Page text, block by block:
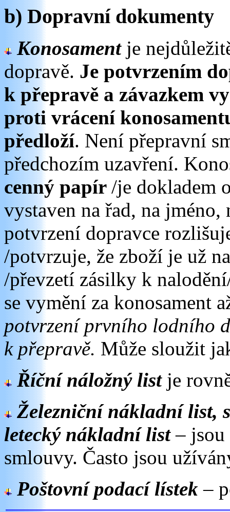
b) Dopravní dokumenty
Konosament je
dopravě. Je potvrzením
k přepravě a závazkem
proti vrácení
předloží. Není přepravní
předchozím uzavření.
cenný papír /je dokladem
vystaven na řad, na
potvrzení dopravce
/potvrzuje, že zboží je už
/převzetí zásilky k
se vymění za konosament
potvrzení prvního lodního
k přepravě. Může sloužit
Říční náložný listje
Železniční nákladní list,
letecký nákladní list–
smlouvy. Často jsou
Poštovní podací lístek –